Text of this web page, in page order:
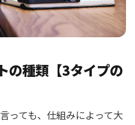
の種類【3タイプの
っても、仕組みによって大